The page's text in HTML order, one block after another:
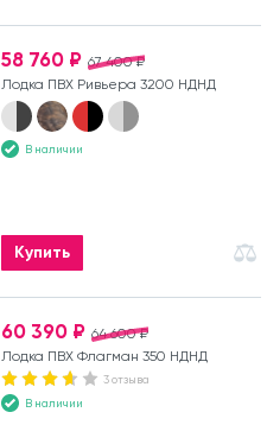
67 400 ₽
58 760 ₽
Лодка ПВХ Ривьера 3200 НДНД
В наличии
Купить
64 600 ₽
60 390 ₽
Лодка ПВХ Флагман 350 НДНД
3 отзыва
В наличии